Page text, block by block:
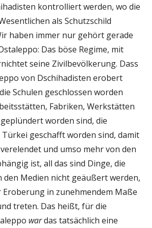
kontrolliert werden, wo die
als Schutzschild
haben immer nur gehört gerade
Das böse Regime, mit
seine Zivilbevölkerung. Dass
von Dschihadisten erobert
Schulen geschlossen worden
Fabriken, Werkstätten
worden sind, die
geschafft worden sind, damit
und umso mehr von den
ist, all das sind Dinge, die
den Medien nicht geäußert werden,
Eroberung in zunehmendem Maße
treten. Das heißt, für die
wardas tatsächlich eine